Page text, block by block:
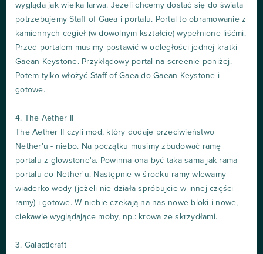
wygląda jak wielka larwa. Jeżeli chcemy dostać się do świata
potrzebujemy Staff of Gaea i portalu. Portal to obramowanie z
kamiennych cegieł (w dowolnym kształcie) wypełnione liśćmi.
Przed portalem musimy postawić w odległości jednej kratki
Gaean Keystone. Przykłądowy portal na screenie poniżej.
Potem tylko włożyć Staff of Gaea do Gaean Keystone i
gotowe.
4. The Aether II
The Aether II czyli mod, który dodaje przeciwieństwo
Nether'u - niebo. Na początku musimy zbudować ramę
portalu z glowstone'a. Powinna ona być taka sama jak rama
portalu do Nether'u. Następnie w środku ramy wlewamy
wiaderko wody (jeżeli nie działa spróbujcie w innej części
ramy) i gotowe. W niebie czekają na nas nowe bloki i nowe,
ciekawie wyglądające moby, np.: krowa ze skrzydłami.
3. Galacticraft